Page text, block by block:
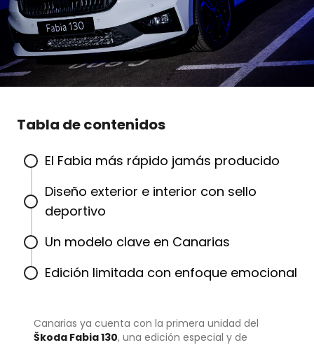
Tabla de contenidos
El Fabia más rápido jamás producido
Diseño exterior e interior con sello
deportivo
Un modelo clave en Canarias
Edición limitada con enfoque emocional
Canarias ya cuenta con la primera unidad del
Škoda Fabia 130, una edición especial y de